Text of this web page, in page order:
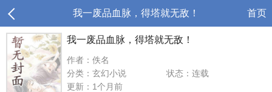
我一废品血脉，得塔就无敌！ 首页
我一废品血脉，得塔就无敌！
作者：佚名
分类：玄幻小说
状态：连载
更新：1个月前